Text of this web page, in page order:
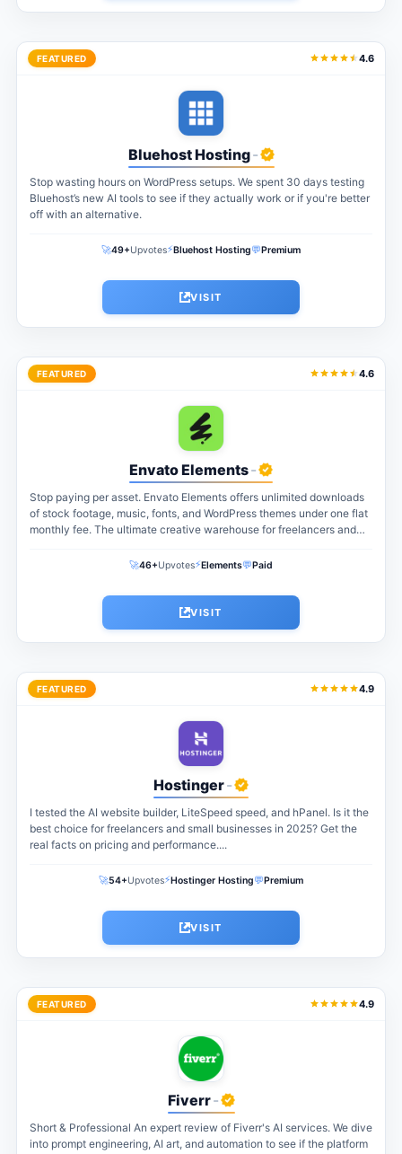
FEATURED 4.6
Bluehost Hosting-
Stop wasting hours on WordPress setups. We spent 30 days testing
Bluehost’s new AI tools to see if they actually work or if you're better
off with an alternative.
🚀49+Upvotes⚡Bluehost Hosting💬Premium
VISIT
FEATURED 4.6
Envato Elements-
Stop paying per asset. Envato Elements offers unlimited downloads
of stock footage, music, fonts, and WordPress themes under one flat
monthly fee. The ultimate creative warehouse for freelancers and
🚀46+Upvotes⚡Elements💬Paid
VISIT
FEATURED 4.9
Hostinger-
I tested the AI website builder, LiteSpeed speed, and hPanel. Is it the
best choice for freelancers and small businesses in 2025? Get the
real facts on pricing and performance....
🚀54+Upvotes⚡Hostinger Hosting💬Premium
VISIT
FEATURED 4.9
Fiverr-
Short & Professional An expert review of Fiverr's AI services. We dive
into prompt engineering, AI art, and automation to see if the platform